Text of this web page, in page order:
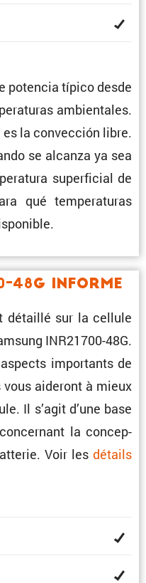
potencia típico desde
ambien­tales.
la convec­ción libre.
se alcanza ya sea
super­fi­cial de
qué tempe­ra­turas
48G Informe
détaillé sur la cellule
INR21700-48G.
impor­tants de
aideront à mieux
Il s’agit d’une base
la concep­
Voir les détails